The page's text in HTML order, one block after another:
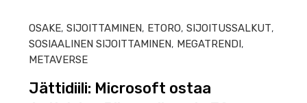
OSAKE,SIJOITTAMINEN, ETORO,SIJOITUSSALKUT,
SOSIAALINEN SIJOITTAMINEN, MEGATRENDI,
METAVERSE
Jättidiili: Microsoft ostaa